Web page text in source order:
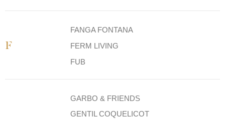
F
FANGA FONTANA
FERM LIVING
FUB
GARBO & FRIENDS
GENTIL COQUELICOT